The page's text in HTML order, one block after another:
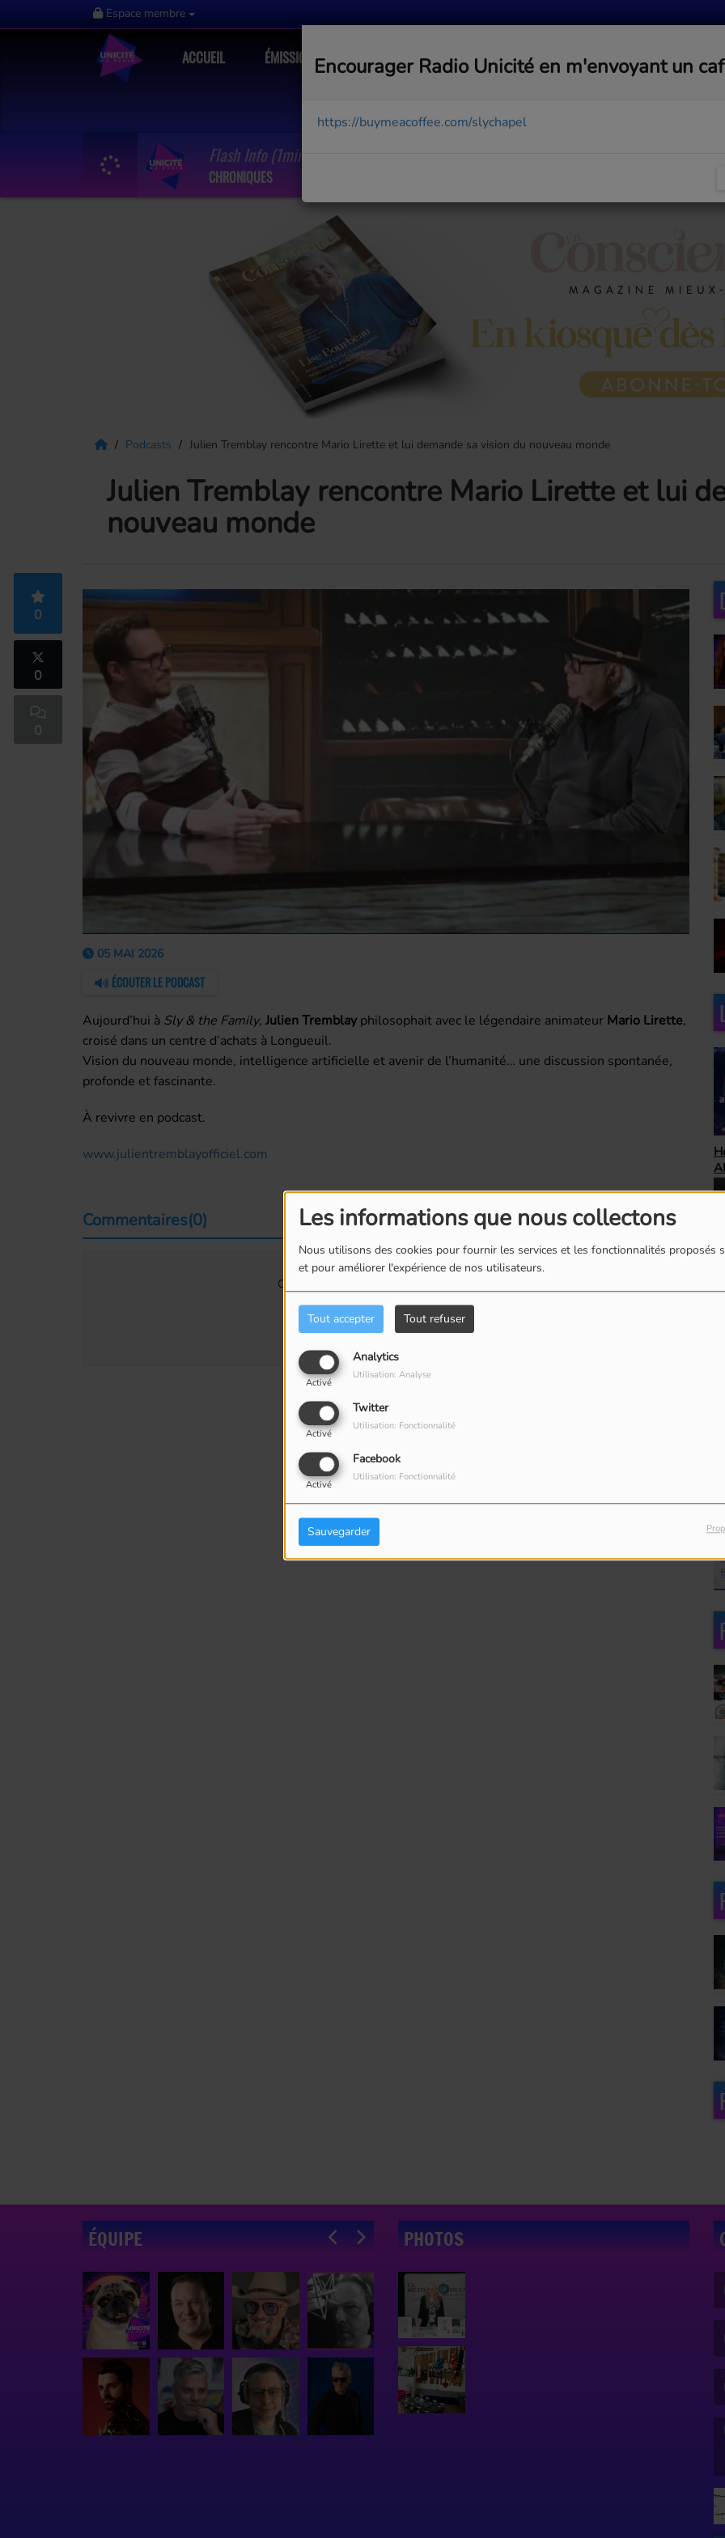
Les informations que nous collectons
Nous utilisons des cookies pour fournir les services et les fonctionnalités proposés
et pour améliorer l'expérience de nos utilisateurs.
Tout accepter Tout refuser
Analytics
Activé
Utilisation: Analyse
Twitter
Activé
Utilisation: Fonctionnalité
Facebook
Activé
Utilisation: Fonctionnalité
Sauvegarder
Espace membre
ACCUEIL ÉMISSIONS MUSIQUE ACTUALITÉS MÉDIAS
Flash Info (1min)
CHRONIQUES
Podcasts Julien Tremblay rencontre Mario Lirette et lui demande sa vision du nouveau monde
Julien Tremblay rencontre Mario Lirette et lui
nouveau monde
0
0
0
05 MAI 2026
ÉCOUTER LE PODCAST
Aujourd’hui à Sly & the Family, Julien Tremblayphilosophait avec le légendaire animateur Mario Lirette,
croisé dans un centre d’achats à Longueuil.
Vision du nouveau monde, intelligence artificielle et avenir de l’humanité… une discussion spontanée,
profonde et fascinante.
À revivre en podcast.
www.julientremblayofficiel.com
Commentaires(0)
Connectez-vous pour commenter cet article
SE CONNECTER
ÉQUIPE PHOTOS
Encourager Radio Unicité en m'envoyant un
https://buymeacoffee.com/slychapel